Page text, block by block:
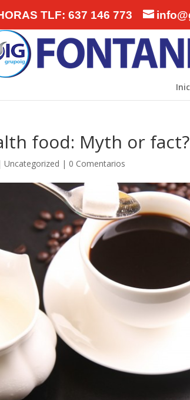
TLF: 637 146 773
food: Myth or fact?
Uncategorized | 0 Comentarios